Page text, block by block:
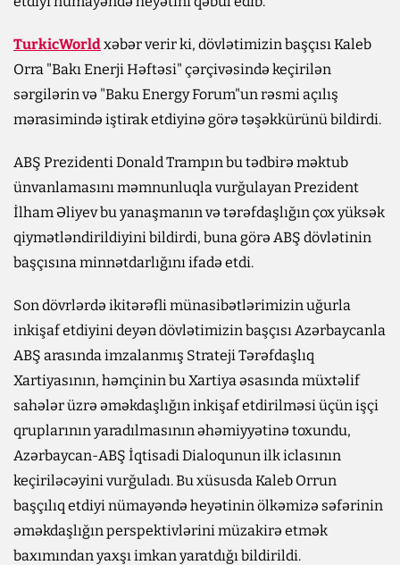
TurkicWorldxəbər verir ki, dövlətimizin başçısı Kaleb
Orra "Bakı Enerji Həftəsi" çərçivəsində keçirilən
sərgilərin və "Baku Energy Forum"un rəsmi açılış
mərasimində iştirak etdiyinə görə təşəkkürünü bildirdi.
ABŞ Prezidenti Donald Trampın bu tədbirə məktub
ünvanlamasını məmnunluqla vurğulayan Prezident
İlham Əliyev bu yanaşmanın və tərəfdaşlığın çox yüksək
qiymətləndirildiyini bildirdi, buna görə ABŞ dövlətinin
başçısına minnətdarlığını ifadə etdi.
Son dövrlərdə ikitərəfli münasibətlərimizin uğurla
inkişaf etdiyini deyən dövlətimizin başçısı Azərbaycanla
ABŞ arasında imzalanmış Strateji Tərəfdaşlıq
Xartiyasının, həmçinin bu Xartiya əsasında müxtəlif
sahələr üzrə əməkdaşlığın inkişaf etdirilməsi üçün işçi
qruplarının yaradılmasının əhəmiyyətinə toxundu,
Azərbaycan-ABŞ İqtisadi Dialoqunun ilk iclasının
keçiriləcəyini vurğuladı. Bu xüsusda Kaleb Orrun
başçılıq etdiyi nümayəndə heyətinin ölkəmizə səfərinin
əməkdaşlığın perspektivlərini müzakirə etmək
baxımından yaxşı imkan yaratdığı bildirildi.